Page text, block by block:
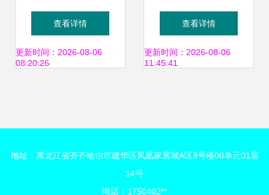
链管理战略方案
查看详情
更新时间：2026-08-06
08:20:26
邦中国 构建快速反
应与服务供应链的
查看详情
更新时间：2026-08-06
11:45:41
地址：黑龙江省齐齐哈尔市建华区凤凰家居城A区8号楼00单元01层
14号
电话：1750402**